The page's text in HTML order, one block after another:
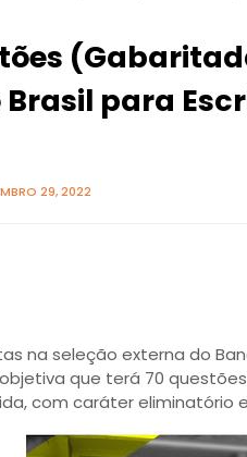
Brasil para
29, 2022
na seleção externa do
que terá 70
com caráter eliminatório